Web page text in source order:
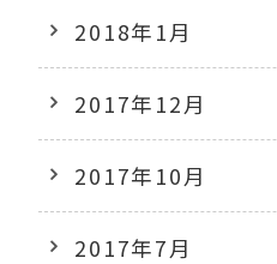
2018年1月
2017年12月
2017年10月
2017年7月